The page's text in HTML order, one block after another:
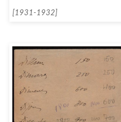
[1931-1932]